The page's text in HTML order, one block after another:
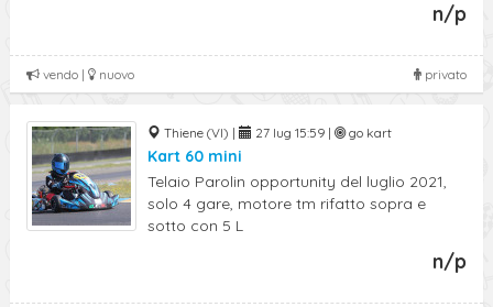
n/p
privato
vendo | nuovo
Thiene (VI) | 27 lug 15:59 | go kart
Kart 60 mini
Telaio Parolin opportunity del luglio 2021,
solo 4 gare, motore tm rifatto sopra e
sotto con 5 L
n/p